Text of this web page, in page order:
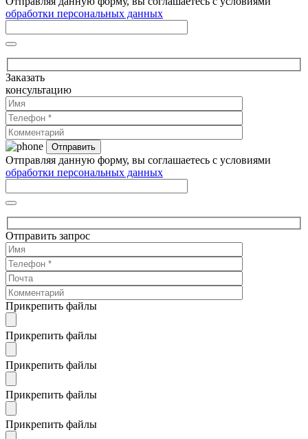
обработки персональных данных
Заказать
консультацию
Отправляя данную форму, вы соглашаетесь с условиями
обработки персональных данных
Отправить запрос
Прикрепить файлы
Прикрепить файлы
Прикрепить файлы
Прикрепить файлы
Прикрепить файлы